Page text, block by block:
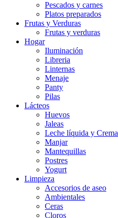
Pescados y carnes
Platos preparados
Frutas y Verduras
Frutas y verduras
Hogar
Iluminación
Libreria
Linternas
Menaje
Panty
Pilas
Lácteos
Huevos
Jaleas
Leche líquida y Crema
Manjar
Mantequillas
Postres
Yogurt
Limpieza
Accesorios de aseo
Ambientales
Ceras
Cloros